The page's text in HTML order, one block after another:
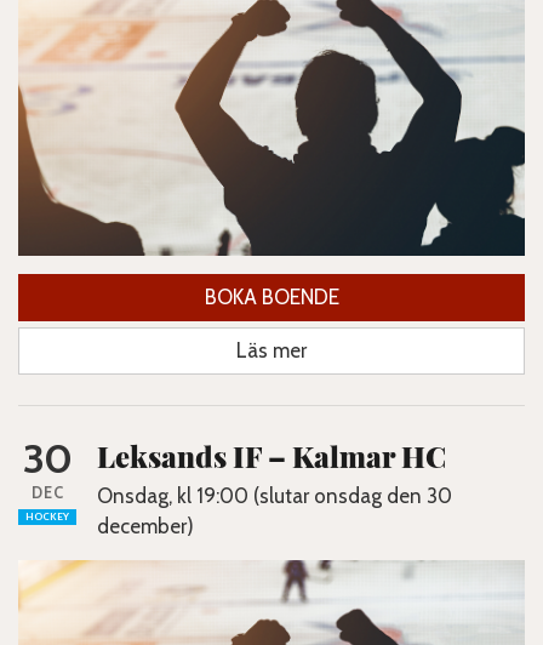
BOKA BOENDE
Läs mer
30
DEC
HOCKEY
Leksands IF – Kalmar HC
Onsdag, kl 19:00 (slutar onsdag den 30
december)